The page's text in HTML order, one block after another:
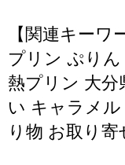
【関連キーワ
プリン ぷり
熱プリン 大分
い キャラメ
り物 お取り寄